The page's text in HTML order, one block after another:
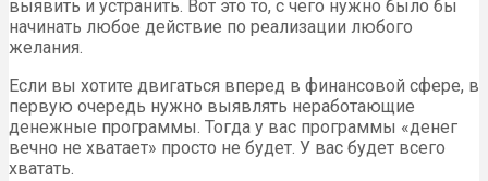
выявить и устранить. Вот это то, с чего нужно было бы
начинать любое действие по реализации любого
желания.
Если вы хотите двигаться вперед в финансовой сфере, в
первую очередь нужно выявлять неработающие
денежные программы. Тогда у вас программы «денег
вечно не хватает» просто не будет. У вас будет всего
хватать.